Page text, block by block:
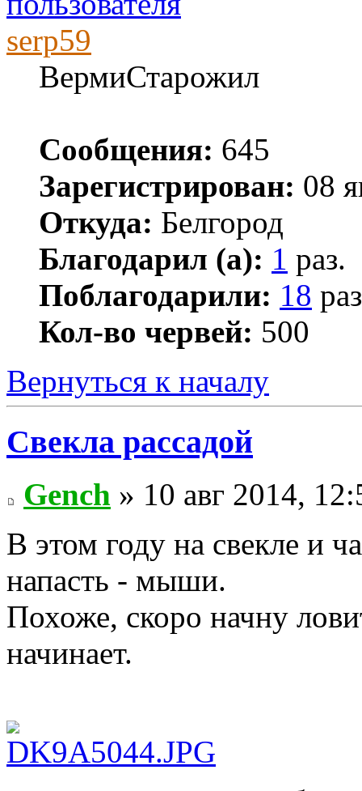
serp59
ВермиСтарожил
Сообщения: 645
Зарегистрирован: 08
Откуда: Белгород
Благодарил (а): 1 раз.
Поблагодарили: 18
Кол-во червей: 500
Вернуться к началу
Свекла рассадой
Gench » 10 авг 2014,
В этом году на свекле и
напасть - мыши.
Похоже, скоро начну
начинает.